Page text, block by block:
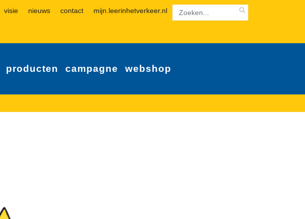
visie nieuws contact mijn.leerinhetverkeer.nl
producten campagne webshop